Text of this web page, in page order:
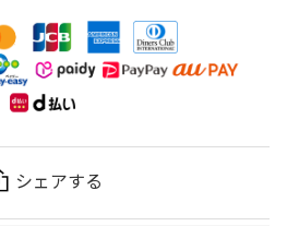
シェアする